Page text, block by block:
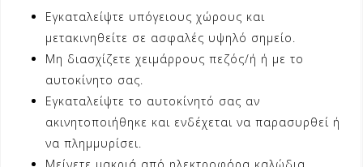
Εγκαταλείψτε υπόγειους χώρους και
μετακινηθείτε σε ασφαλές υψηλό σημείο.
Μη διασχίζετε χειμάρρους πεζός/ή ή με το
αυτοκίνητο σας.
Εγκαταλείψτε το αυτοκίνητό σας αν
ακινητοποιήθηκε και ενδέχεται να παρασυρθεί ή
να πλημμυρίσει.